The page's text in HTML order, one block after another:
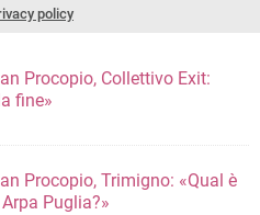
policy
Procopio, Collettivo Exit:
fine»
Procopio, Trimigno: «Qual è
Puglia?»